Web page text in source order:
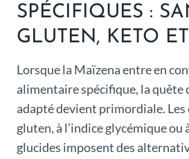
SPÉCIFIQUES :
GLUTEN, KETO
Lorsque la Maïzena entre en
alimentaire spécifique, la quête
adapté devient primordiale.
gluten, à l’indice glycémique ou
glucides imposent des